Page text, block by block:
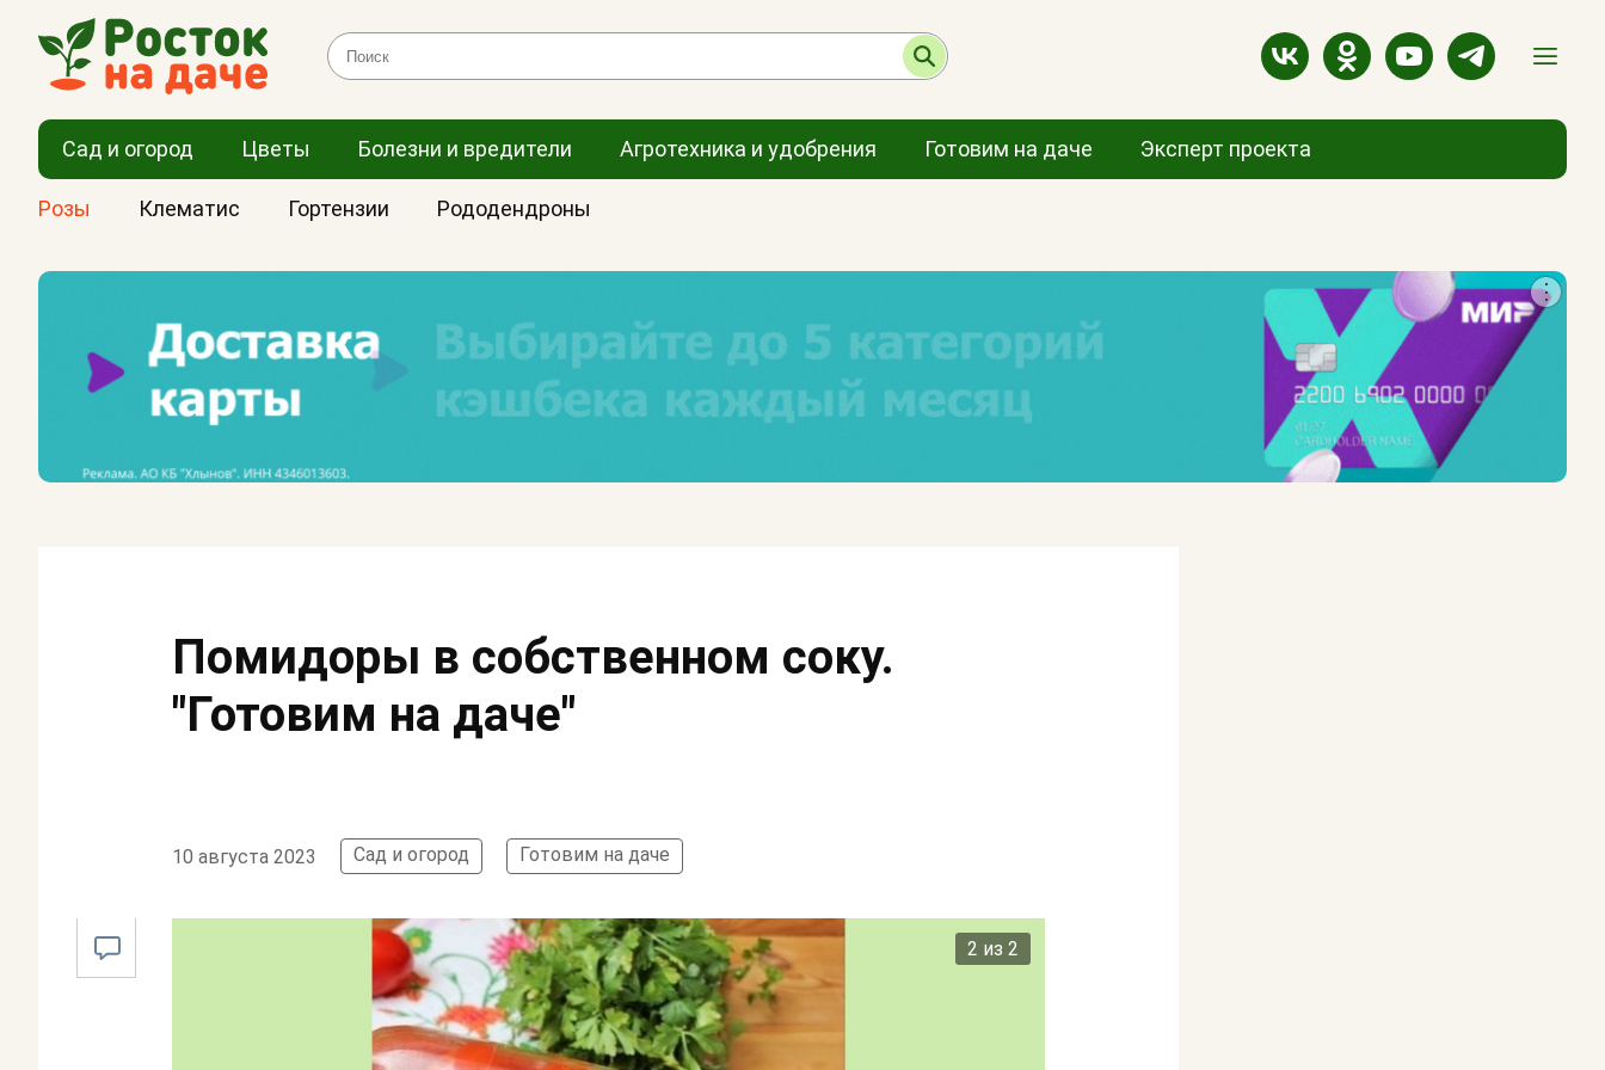
Сад и огород Цветы Болезни и вредители Агротехника и удобрения Готовим на даче Эксперт проекта
Розы Клематис Гортензии Рододендроны
Помидоры в собственном соку.
"Готовим на даче"
10 августа 2023 Сад и огород Готовим на даче
2 из 2